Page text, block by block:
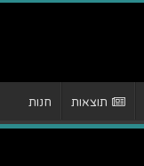
תוצאות חנות